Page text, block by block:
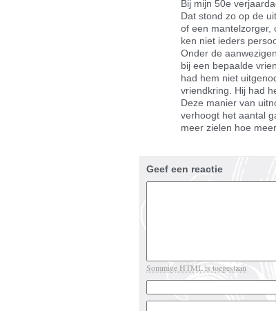
Bij mijn 50e
Dat stond zo op de
of een mantelzorger,
ken niet ieders
Onder de
bij een bepaalde
had hem niet
vriendkring. Hij had
Deze manier van
verhoogt het aantal
meer zielen hoe
Geef een reactie
Sommige HTML is toegestaan